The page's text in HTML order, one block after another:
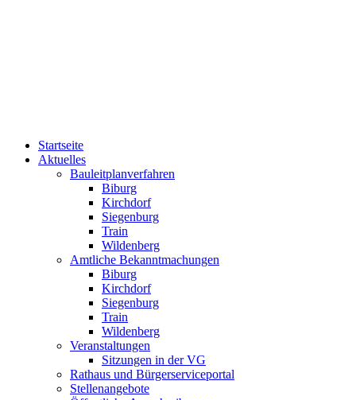
Startseite
Aktuelles
Bauleitplanverfahren
Biburg
Kirchdorf
Siegenburg
Train
Wildenberg
Amtliche Bekanntmachungen
Biburg
Kirchdorf
Siegenburg
Train
Wildenberg
Veranstaltungen
Sitzungen in der VG
Rathaus und Bürgerserviceportal
Stellenangebote